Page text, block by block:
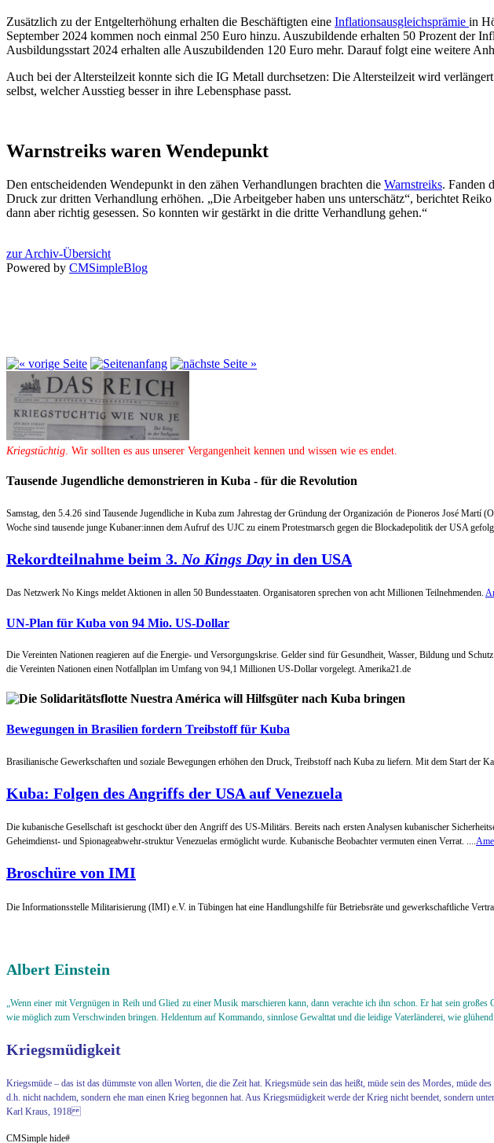
Zusätzlich zu der Entgelterhöhung erhalten die Beschäftigten eine Inflationsausgleichsprämie in
September 2024 kommen noch einmal 250 Euro hinzu. Auszubildende erhalten 50 Prozent der
Ausbildungsstart 2024 erhalten alle Auszubildenden 120 Euro mehr. Darauf folgt eine weitere
Auch bei der Altersteilzeit konnte sich die IG Metall durchsetzen: Die Altersteilzeit wird
selbst, welcher Ausstieg besser in ihre Lebensphase passt.
Warnstreiks waren Wendepunkt
Den entscheidenden Wendepunkt in den zähen Verhandlungen brachten die Warnstreiks. Fanden
Druck zur dritten Verhandlung erhöhen. „Die Arbeitgeber haben uns unterschätz“, berichtet
dann aber richtig gesessen. So konnten wir gestärkt in die dritte Verhandlung gehen.“
zur Archiv-Übersicht
Powered by CMSimpleBlog
Kriegstüchtig. Wir sollten es aus unserer Vergangenheit kennen und wissen wie es endet.
Tausende Jugendliche demonstrieren in Kuba - für die Revolution
Samstag, den 5.4.26 sind Tausende Jugendliche in Kuba zum Jahrestag der Gründung der Organización de Pioneros José
Woche sind tausende junge Kubaner:innen dem Aufruf des UJC zu einem Protestmarsch gegen die Blockadepolitik der USA
Rekordteilnahme beim 3. No Kings Day in den USA
Das Netzwerk No Kings meldet Aktionen in allen 50 Bundesstaaten. Organisatoren sprechen von acht Millionen Teilnehmenden.
UN-Plan für Kuba von 94 Mio. US-Dollar
Die Vereinten Nationen reagieren auf die Energie- und Versorgungskrise. Gelder sind für Gesundheit, Wasser, Bildung und
die Vereinten Nationen einen Notfallplan im Umfang von 94,1 Millionen US-Dollar vorgelegt. Amerika21.de
Bewegungen in Brasilien fordern Treibstoff für Kuba
Brasilianische Gewerkschaften und soziale Bewegungen erhöhen den Druck, Treibstoff nach Kuba zu liefern. Mit dem Start der
Kuba: Folgen des Angriffs der USA auf Venezuela
Die kubanische Gesellschaft ist geschockt über den Angriff des US-Militärs. Bereits nach ersten Analysen kubanischer
Geheimdienst- und Spionageabwehr-struktur Venezuelas ermöglicht wurde. Kubanische Beobachter vermuten einen Verrat. ....
Broschüre von IMI
Die Informationsstelle Militarisierung (IMI) e.V. in Tübingen hat eine Handlungshilfe für Betriebsräte und gewerkschaftliche
Albert Einstein
„Wenn einer mit Vergnügen in Reih und Glied zu einer Musik marschieren kann, dann verachte ich ihn schon. Er hat sein
wie möglich zum Verschwinden bringen. Heldentum auf Kommando, sinnlose Gewalttat und die leidige Vaterländerei, wie
Kriegsmüdigkeit
Kriegsmüde – das ist das dümmste von allen Worten, die die Zeit hat. Kriegsmüde sein das heißt, müde sein des Mordes, müde
d.h. nicht nachdem, sondern ehe man einen Krieg begonnen hat. Aus Kriegsmüdigkeit werde der Krieg nicht beendet, sondern
Karl Kraus, 1918
CMSimple hide#